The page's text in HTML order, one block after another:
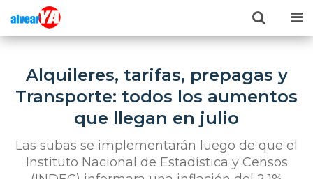
Alquileres, tarifas, prepagas y
Transporte: todos los aumentos
que llegan en julio
Las subas se implementarán luego de que el
Instituto Nacional de Estadística y Censos